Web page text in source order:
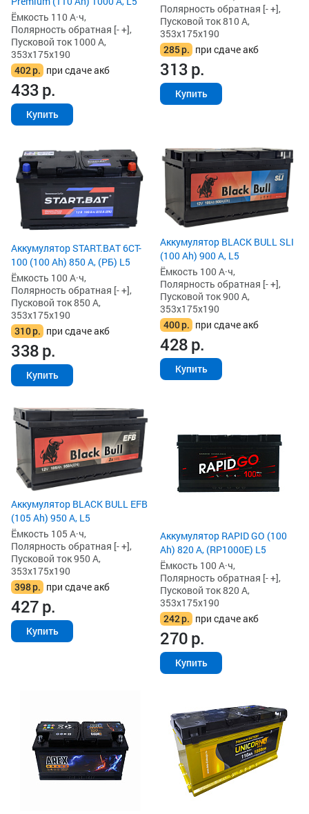
Ёмкость 110 А·ч,
Полярность обратная [- +],
Пусковой ток 1000 А,
353x175x190
402р. при сдаче акб
433р.
Купить
Полярность обратная [- +],
Пусковой ток 810 А,
353x175x190
285р. при сдаче акб
313р.
Купить
Аккумулятор START.BAT 6CT-
100 (100 Ah) 850 А, (РБ) L5
Ёмкость 100 А·ч,
Полярность обратная [- +],
Пусковой ток 850 А,
353x175x190
310р. при сдаче акб
338р.
Купить
Аккумулятор BLACK BULL SLI
(100 Ah) 900 А, L5
Ёмкость 100 А·ч,
Полярность обратная [- +],
Пусковой ток 900 А,
353x175x190
400р. при сдаче акб
428р.
Купить
Аккумулятор BLACK BULL EFB
(105 Ah) 950 А, L5
Ёмкость 105 А·ч,
Полярность обратная [- +],
Пусковой ток 950 А,
353x175x190
398р. при сдаче акб
427р.
Купить
Аккумулятор RAPID GO (100
Ah) 820 А, (RP1000E) L5
Ёмкость 100 А·ч,
Полярность обратная [- +],
Пусковой ток 820 А,
353x175x190
242р. при сдаче акб
270р.
Купить